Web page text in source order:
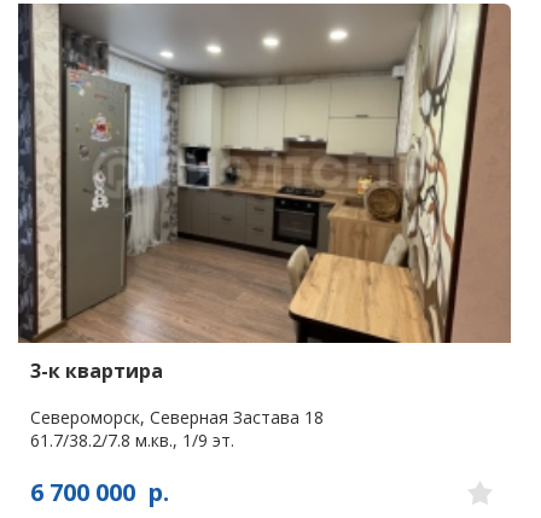
3-к квартира
Североморск, Северная Застава 18
61.7/38.2/7.8 м.кв., 1/9 эт.
6 700 000 р.